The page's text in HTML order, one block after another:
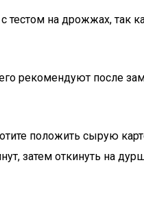
на дрожжах, так
рекомендуют после
положить сырую
затем откинуть на